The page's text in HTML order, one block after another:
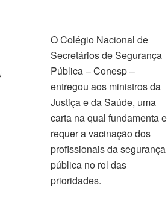
O Colégio Nacional de
Secretários de Segurança
Pública – Conesp –
entregou aos ministros da
Justiça e da Saúde, uma
carta na qual fundamenta e
requer a vacinação dos
profissionais da segurança
pública no rol das
prioridades.